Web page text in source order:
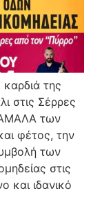
της
στις Σέρρες
των
φέτος, την
των
στις
και ιδανικό